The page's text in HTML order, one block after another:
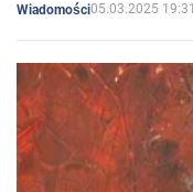
Wiadomości05.03.2025 19:31